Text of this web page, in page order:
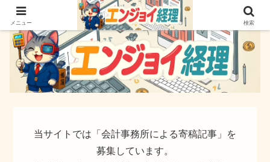
簿記でなく実務ができるサイト
当サイトでは「会計事務所による寄稿記事」を
募集しています。
メニュー 検索